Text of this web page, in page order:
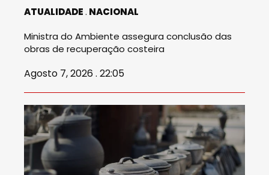
ATUALIDADE NACIONAL
Ministra do Ambiente assegura conclusão das
obras de recuperação costeira
Agosto 7, 2026 . 22:05